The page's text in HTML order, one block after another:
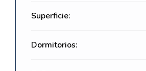
Superficie:
Dormitorios: